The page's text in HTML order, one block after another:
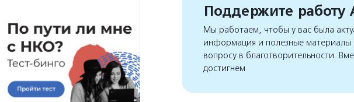
Поддержите работу
Мы работаем, чтобы у вас была
информация и полезные
вопросу в благотворительности.
достигнем